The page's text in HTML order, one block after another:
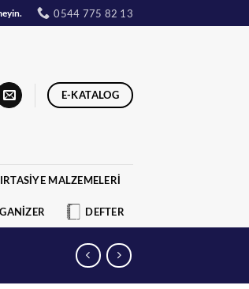
0544 775 82 13
E-KATALOG
MALZEMELERİ
DEFTER